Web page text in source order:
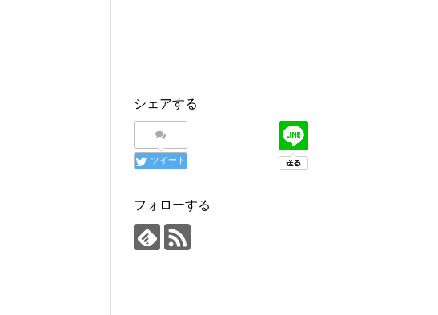
シェアする
ツイート
フォローする